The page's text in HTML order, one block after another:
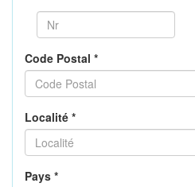
Code Postal *
Localité *
Pays *